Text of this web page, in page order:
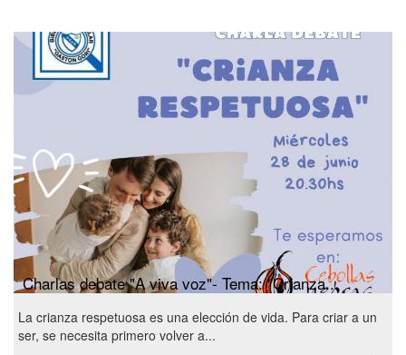
Charlas debate "A viva voz"- Tema: "Crianza...
La crianza respetuosa es una elección de vida. Para criar a un
ser, se necesita primero volver a...